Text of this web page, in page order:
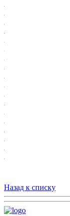
Назад к списку